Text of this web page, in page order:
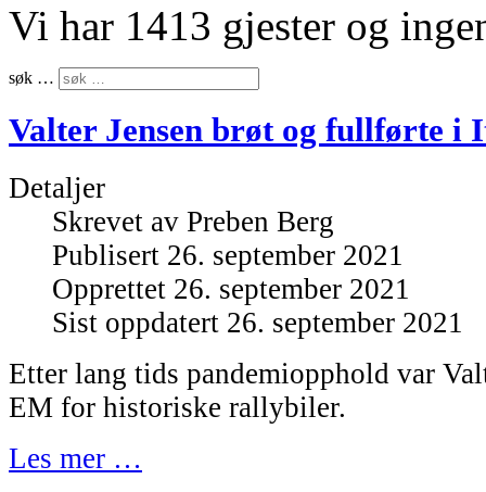
Vi har 1413 gjester og
søk …
Valter Jensen brøt og fullførte i
Detaljer
Skrevet av Preben Berg
Publisert 26. september 2021
Opprettet 26. september 2021
Sist oppdatert 26. september 2021
Etter lang tids pandemiopphold var
EM for historiske rallybiler.
Les mer …